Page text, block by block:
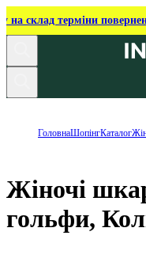
на склад терміни
ГоловнаШопінгКаталог
Жіночі
гольфи,